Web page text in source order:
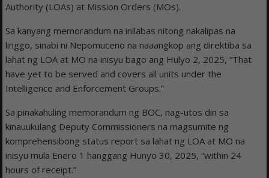
Authority (LOAs) at Mission Orders (MOs).
Sa kanyang memorandum na inilabas nitong nakalipas na
linggo, sinabi ni Nepomuceno na naaangkop ang direktiba sa
lahat ng LOA at MO na inisyu bago ang Hulyo 2, 2025, “That
have yet to be served and covers all units under the
Intelligence and Enforcement Groups.”
Sa pinakahuling memorandum ng BOC, nag-utos din sa
kinauukulang Deputy Commissioners na magsumite ng
komprehensibong status report sa lahat ng LOA at MO na
inisyu mula Enero 1 hanggang Hunyo 30, 2025, “within 24
hours of receipt.”